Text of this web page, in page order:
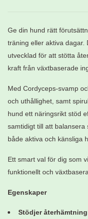
Ge din hund rätt
träning eller aktiva dagar.
utvecklad för att stötta
kraft från växtbaserade
Med Cordyceps-svamp
och uthållighet, samt
hund ett näringsrikt stöd
samtidigt till att
både aktiva och känsliga
Ett smart val för dig som
funktionellt och
Egenskaper
Stödjer